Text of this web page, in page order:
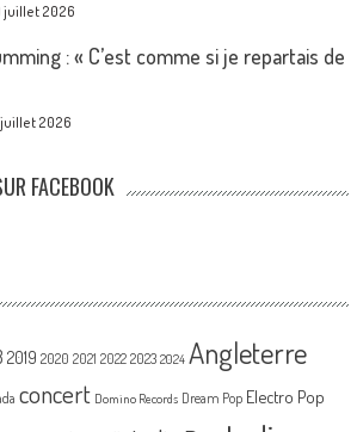
juillet 2026
: « C’est comme si je repartais de
2026
FACEBOOK
2019 2020 2021 2022 2023 2024 Angleterre
concert Domino Records Dream Pop Electro Pop